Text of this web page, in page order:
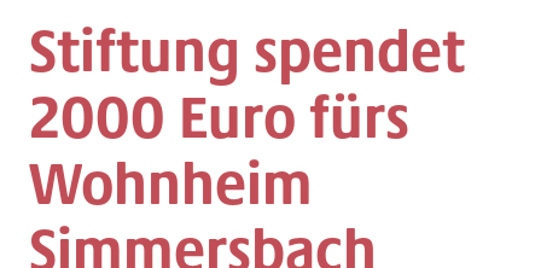
Stiftung spendet
2000 Euro fürs
Wohnheim
Simmersbach